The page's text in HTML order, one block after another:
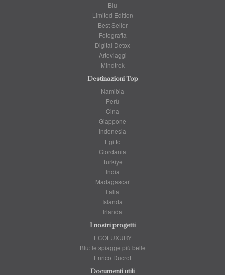
Blu
Limited Edition
Best Seller
Fotografia
Digital Detox
Arteviaggi
Mindtrek
Destinazioni Top
Namibia
Perù
Cina
Giappone
Indonesia
Egitto
Giordania
Turkiye
India
Madagascar
Italia
Islanda
Irlanda
I nostri progetti
ECOLUXURY
Blu: le spiagge più belle
Enrico Ducrot
Documenti utili